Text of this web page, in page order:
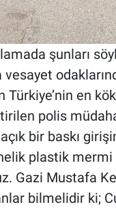
şunları
vesayet
Türkiye’nin en
polis
bir baskı
plastik mermi
Gazi Mustafa
bilmelidir ki;